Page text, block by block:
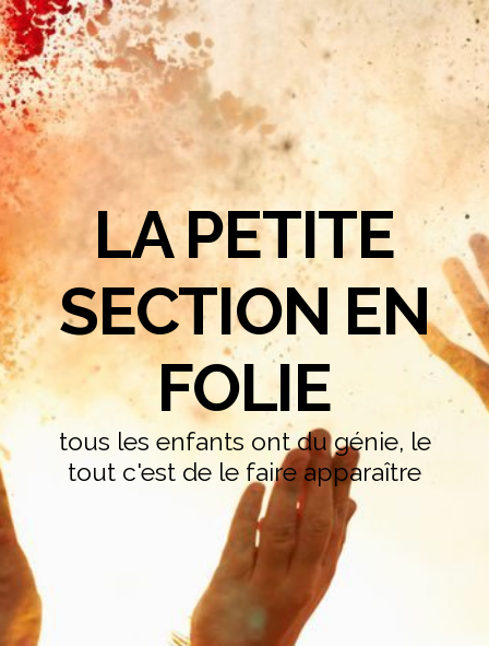
LA PETITE
SECTION EN
FOLIE
tous les enfants ont du génie, le
tout c'est de le faire apparaître